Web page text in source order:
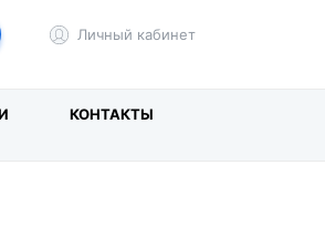
Личный кабинет
КОНТАКТЫ